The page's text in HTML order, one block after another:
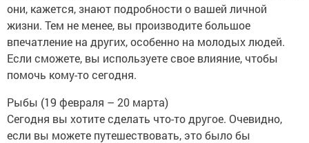
они, кажется, знают подробности о вашей личной
жизни. Тем не менее, вы производите большое
впечатление на других, особенно на молодых людей.
Если сможете, вы используете свое влияние, чтобы
помочь кому-то сегодня.
Рыбы (19 февраля – 20 марта)
Сегодня вы хотите сделать что-то другое. Очевидно,
если вы можете путешествовать, это было бы